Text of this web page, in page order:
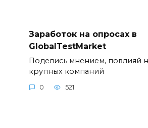
Заработок на опросах в
GlobalTestMarket
Поделись мнением, повлияй
крупных компаний
0 521